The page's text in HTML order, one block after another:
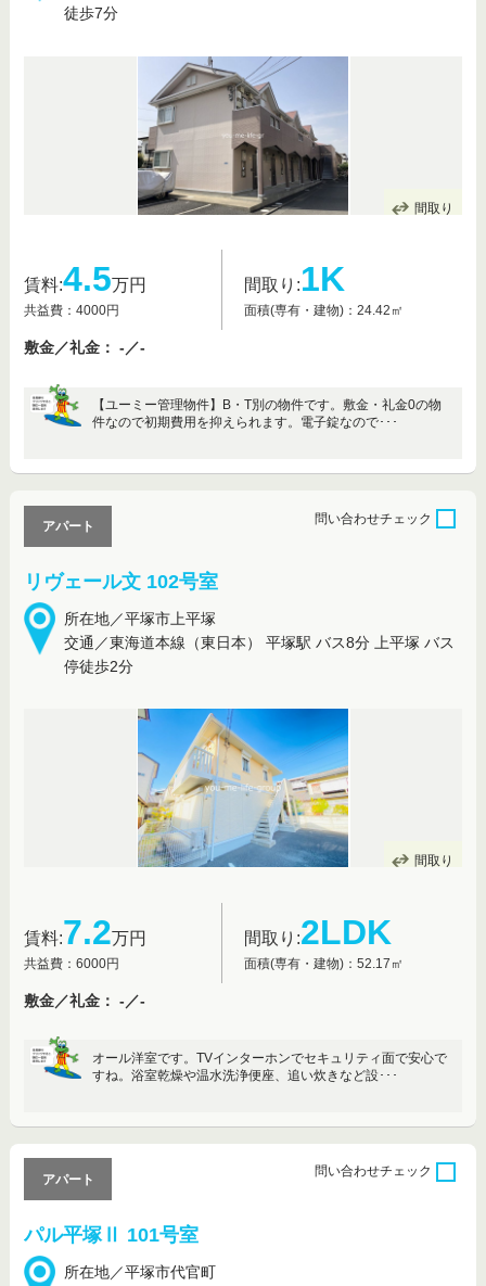
徒歩7分
間取り
賃料:4.5万円
共益費：4000円
間取り:1K
面積(専有・建物)：24.42㎡
敷金／礼金： -／-
【ユーミー管理物件】B・T別の物件です。敷金・礼金0の物
件なので初期費用を抑えられます。電子錠なので･･･
リヴェール文 102号室
所在地／平塚市上平塚
交通／東海道本線（東日本） 平塚駅 バス8分 上平塚 バス
停徒歩2分
アパート
問い合わせチェック
間取り
賃料:7.2万円
共益費：6000円
間取り:2LDK
面積(専有・建物)：52.17㎡
敷金／礼金： -／-
オール洋室です。TVインターホンでセキュリティ面で安心で
すね。浴室乾燥や温水洗浄便座、追い炊きなど設･･･
パル平塚Ⅱ 101号室
所在地／平塚市代官町
アパート
問い合わせチェック